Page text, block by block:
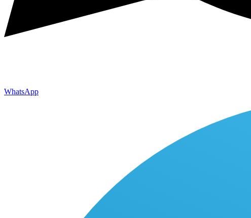
WhatsApp